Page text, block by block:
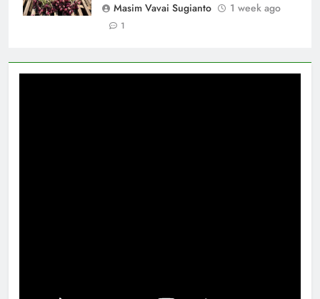
Masim Vavai Sugianto
1 week ago
1